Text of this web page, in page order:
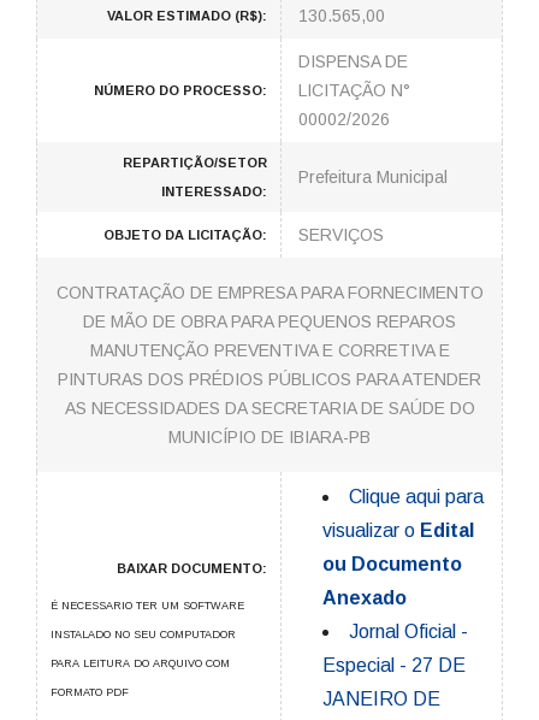
VALOR ESTIMADO (R$): 130.565,00
NÚMERO DO PROCESSO:
DISPENSA DE
LICITAÇÃO N°
00002/2026
REPARTIÇÃO/SETOR
INTERESSADO:
Prefeitura Municipal
OBJETO DA LICITAÇÃO: SERVIÇOS
CONTRATAÇÃO DE EMPRESA PARA FORNECIMENTO
DE MÃO DE OBRA PARA PEQUENOS REPAROS
MANUTENÇÃO PREVENTIVA E CORRETIVA E
PINTURAS DOS PRÉDIOS PÚBLICOS PARA ATENDER
AS NECESSIDADES DA SECRETARIA DE SAÚDE DO
MUNICÍPIO DE IBIARA-PB
BAIXAR DOCUMENTO:
É NECESSARIO TER UM SOFTWARE
INSTALADO NO SEU COMPUTADOR
PARA LEITURA DO ARQUIVO COM
FORMATO PDF
Clique aqui para
visualizar o Edital
ou Documento
Anexado
Jornal Oficial -
Especial - 27 DE
JANEIRO DE